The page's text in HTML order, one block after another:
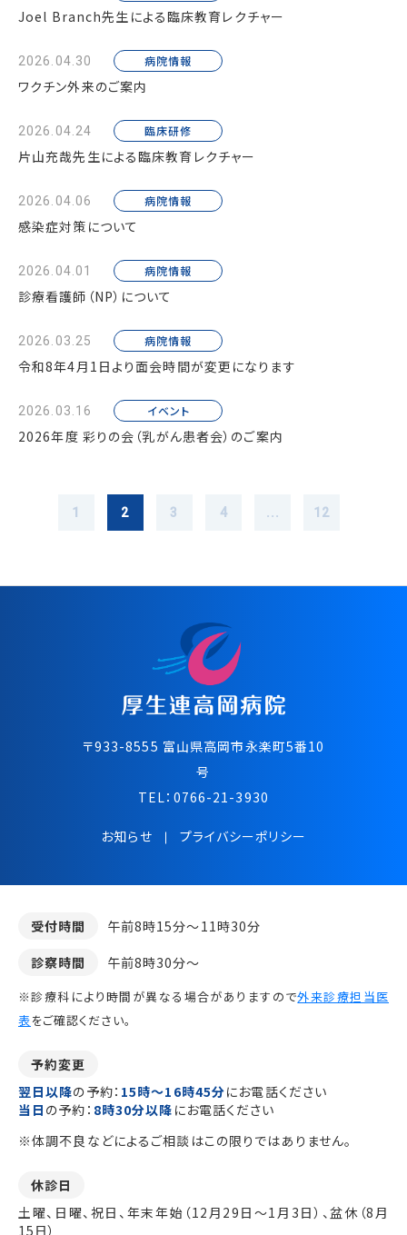
Joel Branch先生による臨床教育レクチャー
2026.04.30 病院情報
ワクチン外来のご案内
2026.04.24 臨床研修
片山充哉先生による臨床教育レクチャー
2026.04.06 病院情報
感染症対策について
2026.04.01 病院情報
診療看護師（NP）について
2026.03.25 病院情報
令和8年4月1日より面会時間が変更になります
2026.03.16 イベント
2026年度 彩りの会（乳がん患者会）のご案内
1 2 3 4 ... 12
〒933-8555 富⼭県⾼岡市永楽町5番10
号
TEL： 0766-21-3930
お知らせ プライバシーポリシー
受付時間
午前8時15分～11時30分
診察時間
午前8時30分～
※診療科により時間が異なる場合がありますので外来診療担当医
表をご確認ください。
予約変更
翌日以降の予約： 15時～16時45分にお電話ください
当日 の予約： 8時30分以降 にお電話ください
※体調不良などによるご相談はこの限りではありません。
休診日
土曜、日曜、祝日、年末年始（12月29日～1月3日）、盆休（8月
15日）